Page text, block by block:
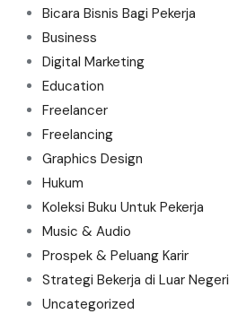
Bicara Bisnis Bagi Pekerja
Business
Digital Marketing
Education
Freelancer
Freelancing
Graphics Design
Hukum
Koleksi Buku Untuk Pekerja
Music & Audio
Prospek & Peluang Karir
Strategi Bekerja di Luar Negeri
Uncategorized